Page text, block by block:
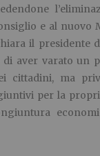
e al nuovo
il presidente
di aver varato un
cittadini, ma
per la